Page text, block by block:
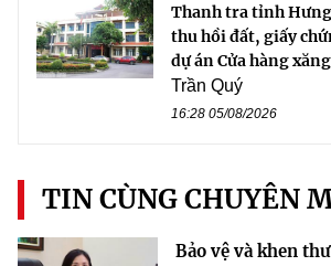
Thanh tra tỉnh
thu hồi đất, giấy
dự án Cửa hàng
Trần Quý
16:28 05/08/2026
TIN CÙNG CHUYÊN
Bảo vệ và khen